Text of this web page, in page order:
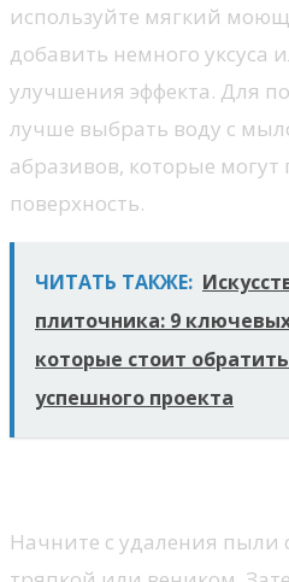
используйте мягкий
добавить немного уксуса
улучшения эффекта. Для
лучше выбрать воду с
абразивов, которые могут
поверхность.
ЧИТАТЬ ТАКЖЕ:
плиточника: 9
которые стоит
успешного проекта
Начните с удаления пыли